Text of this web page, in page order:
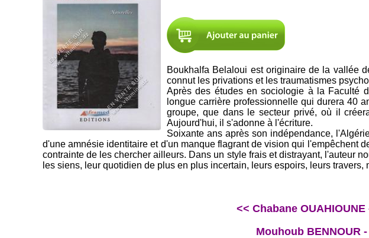
Boukhalfa Belaloui est originaire de la vallée
connut les privations et les traumatismes
Après des études en sociologie à la Faculté
longue carrière professionnelle qui durera 40
groupe, que dans le secteur privé, où il
Aujourd'hui, il s'adonne à l'écriture.
Soixante ans après son indépendance,
d'une amnésie identitaire et d'un manque flagrant de vision qui l'empêchent
contrainte de les chercher ailleurs. Dans un style frais et distrayant, l'auteur
les siens, leur quotidien de plus en plus incertain, leurs espoirs, leurs
<< Chabane
Mouhoub BENNOUR